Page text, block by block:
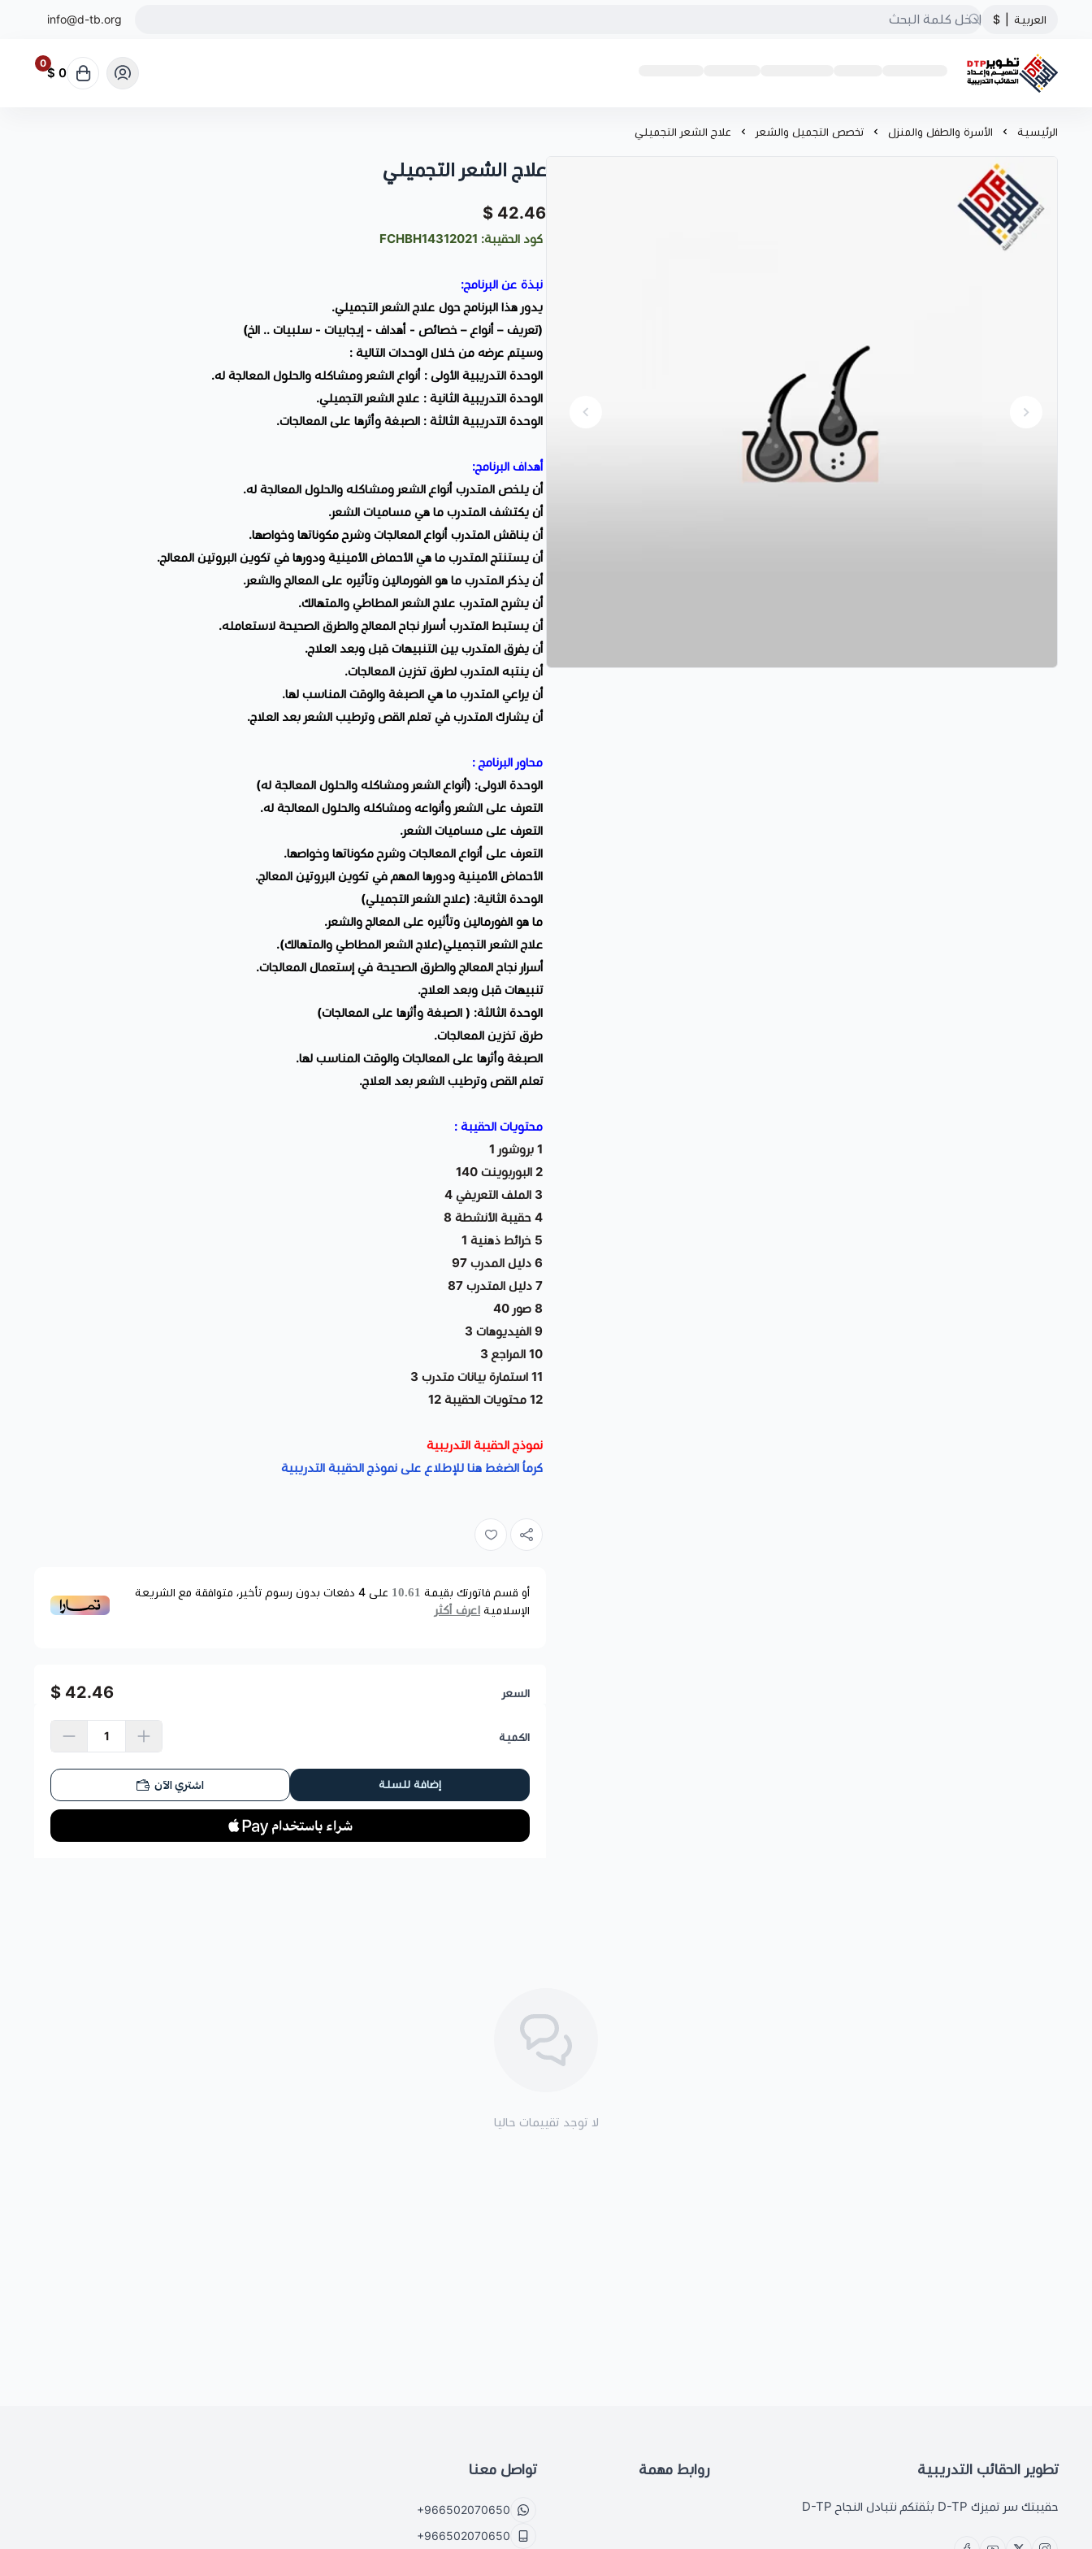
العربية $
info@d-tb.org
تطوير الحقائب التدريبية
0
0 $
الرئيسية الأسرة والطفل والمنزل تخصص التجميل والشعر علاج الشعر التجميلي
علاج الشعر التجميلي
42.46 $
كود الحقيبة: FCHBH14312021
نبذة عن البرنامج:
يدور هذا البرنامج حول علاج الشعر التجميلي.
(تعريف – أنواع – خصائص - أهداف - إيجابيات - سلبيات .. الخ)
وسيتم عرضه من خلال الوحدات التالية :
الوحدة التدريبية الأولى : أنواع الشعر ومشاكله والحلول المعالجة له.
الوحدة التدريبية الثانية : علاج الشعر التجميلي.
الوحدة التدريبية الثالثة : الصبغة وأثرها على المعالجات.
أهداف البرنامج:
أن يلخص المتدرب أنواع الشعر ومشاكله والحلول المعالجة له.
أن يكتشف المتدرب ما هي مساميات الشعر.
أن يناقش المتدرب أنواع المعالجات وشرح مكوناتها وخواصها.
أن يستنتج المتدرب ما هي الأحماض الأمينية ودورها في تكوين البروتين المعالج.
أن يذكر المتدرب ما هو الفورمالين وتأثيره على المعالج والشعر.
أن يشرح المتدرب علاج الشعر المطاطي والمتهالك.
أن يستبط المتدرب أسرار نجاح المعالج والطرق الصحيحة لاستعامله.
أن يفرق المتدرب بين التنبيهات قبل وبعد العلاج.
أن ينتبه المتدرب لطرق تخزين المعالجات.
أن يراعي المتدرب ما هي الصبغة والوقت المناسب لها.
أن يشارك المتدرب في تعلم القص وترطيب الشعر بعد العلاج.
محاور البرنامج :
الوحدة الاولى: (أنواع الشعر ومشاكله والحلول المعالجة له)
التعرف على الشعر وأنواعه ومشاكله والحلول المعالجة له.
التعرف على مساميات الشعر.
التعرف على أنواع المعالجات وشرح مكوناتها وخواصها.
الأحماض الأمينية ودورها المهم في تكوين البروتين المعالج.
الوحدة الثانية: (علاج الشعر التجميلي)
ما هو الفورمالين وتأثيره على المعالج والشعر.
علاج الشعر التجميلي(علاج الشعر المطاطي والمتهالك).
أسرار نجاح المعالج والطرق الصحيحة في إستعمال المعالجات.
تنبيهات قبل وبعد العلاج.
الوحدة الثالثة: ( الصبغة وأثرها على المعالجات)
طرق تخزين المعالجات.
الصبغة وأثرها على المعالجات والوقت المناسب لها.
تعلم القص وترطيب الشعر بعد العلاج.
محتويات الحقيبة :
1 بروشور 1
2 البوربوينت 140
3 الملف التعريفي 4
4 حقيبة الأنشطة 8
5 خرائط ذهنية 1
6 دليل المدرب 97
7 دليل المتدرب 87
8 صور 40
9 الفيديوهات 3
10 المراجع 3
11 استمارة بيانات متدرب 3
12 محتويات الحقيبة 12
نموذج الحقيبة التدريبية
كرماُ الضغط هنا للإطلاع على نموذج الحقيبة التدريبية
أو قسم فاتورتك بقيمة 10.61 على 4 دفعات بدون رسوم تأخير، متوافقة مع الشريعة
الإسلامية اعرف أكثر
السعر 42.46 $
الكمية
إضافة للسلة اشتري الآن
لا توجد تقييمات حاليا
تطوير الحقائب التدريبية
حقيبتك سر تميزك D-TP بثقتكم نتبادل النجاح D-TP
روابط مهمة تواصل معنا
+966502070650
+966502070650